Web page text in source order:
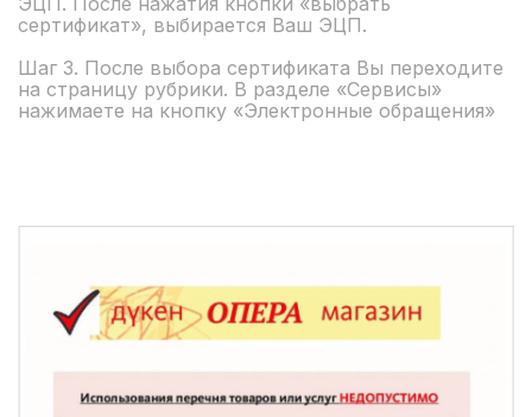
сертификат», выбирается Ваш ЭЦП.
Шаг 3. После выбора сертификата Вы переходите
на страницу рубрики. В разделе «Сервисы»
нажимаете на кнопку «Электронные обращения»